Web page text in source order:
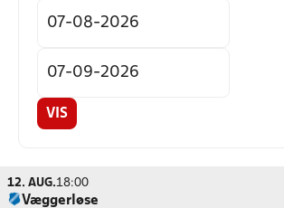
VIS
12. AUG.18:00
Væggerløse